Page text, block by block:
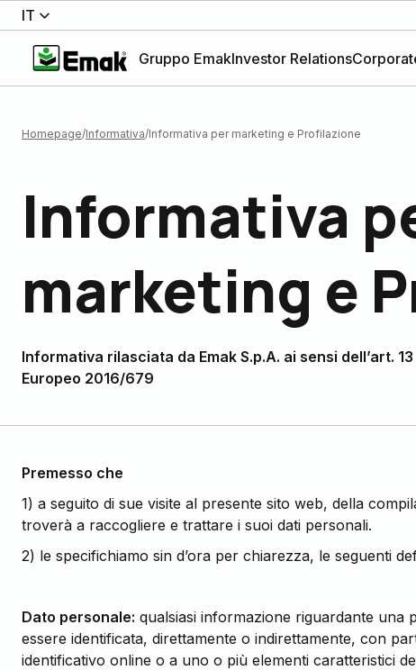
IT
Gruppo EmakInvestor Relations
Homepage Informativa Informativa per marketing e Profilazione
Informativa
marketing e
Informativa rilasciata da Emak S.p.A. ai sensi dell’art.
Europeo 2016/679
Premesso che
1) a seguito di sue visite al presente sito web, della
troverà a raccogliere e trattare i suoi dati personali.
2) le specifichiamo sin d’ora per chiarezza, le seguenti
Dato personale: qualsiasi informazione riguardante una
essere identificata, direttamente o indirettamente, con
identificativo online o a uno o più elementi caratteristici